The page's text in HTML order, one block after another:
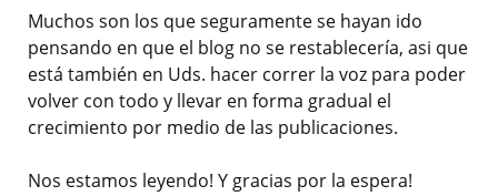
Muchos son los que seguramente se hayan ido
pensando en que el blog no se restablecería, asi que
está también en Uds. hacer correr la voz para poder
volver con todo y llevar en forma gradual el
crecimiento por medio de las publicaciones.
Nos estamos leyendo! Y gracias por la espera!